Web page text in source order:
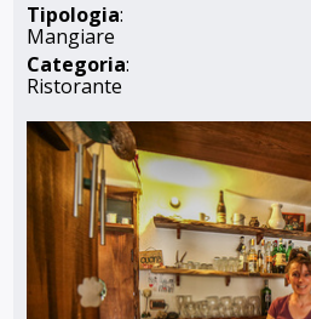
Tipologia:
Mangiare
Categoria:
Ristorante